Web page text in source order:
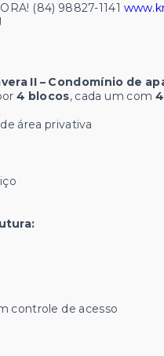
(84) 98827-1141
II – Condomínio de
4 blocos, cada um com
área privativa
controle de acesso